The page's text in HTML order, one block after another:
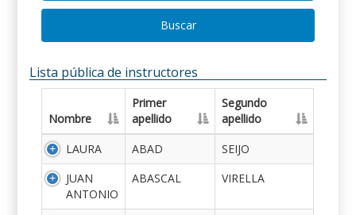
Buscar
Lista pública de instructores
Nombre
Primer
apellido
Segundo
apellido
LAURA
ABAD
SEIJO
JUAN
ANTONIO
ABASCAL VIRELLA